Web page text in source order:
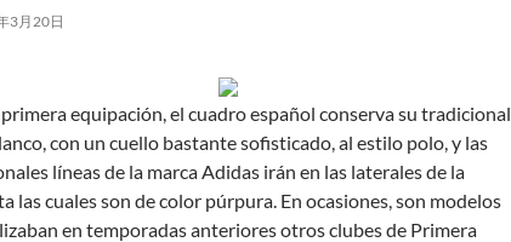
3月20日
primera equipación, el cuadro español conserva su tradicional
con un cuello bastante sofisticado, al estilo polo, y las
líneas de la marca Adidas irán en las laterales de la
las cuales son de color púrpura. En ocasiones, son modelos
en temporadas anteriores otros clubes de Primera